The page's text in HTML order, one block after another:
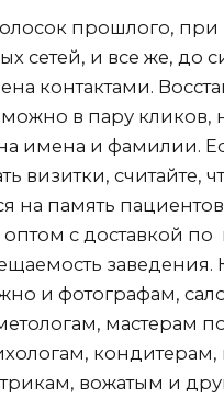
прошлого,
сетей, и все же, до
контактами.
в пару кликов,
имена и фамилии.
визитки, считайте,
на память
с доставкой по
заведения.
и фотографам,
мастерам
вожатым и